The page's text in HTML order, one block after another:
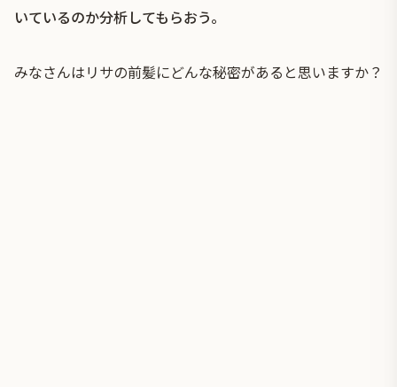
いているのか分析してもらおう。
みなさんはリサの前髪にどんな秘密があると思いますか？